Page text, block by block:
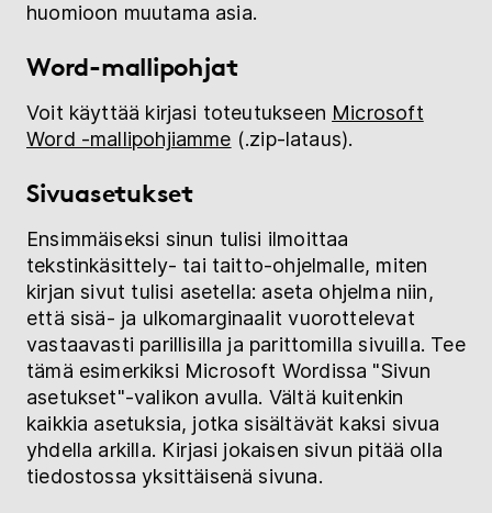
huomioon muutama asia.
Word-mallipohjat
Voit käyttää kirjasi toteutukseen Microsoft
Word -mallipohjiamme (.zip-lataus).
Sivuasetukset
Ensimmäiseksi sinun tulisi ilmoittaa
tekstinkäsittely- tai taitto-ohjelmalle, miten
kirjan sivut tulisi asetella: aseta ohjelma niin,
että sisä- ja ulkomarginaalit vuorottelevat
vastaavasti parillisilla ja parittomilla sivuilla. Tee
tämä esimerkiksi Microsoft Wordissa "Sivun
asetukset"-valikon avulla. Vältä kuitenkin
kaikkia asetuksia, jotka sisältävät kaksi sivua
yhdella arkilla. Kirjasi jokaisen sivun pitää olla
tiedostossa yksittäisenä sivuna.